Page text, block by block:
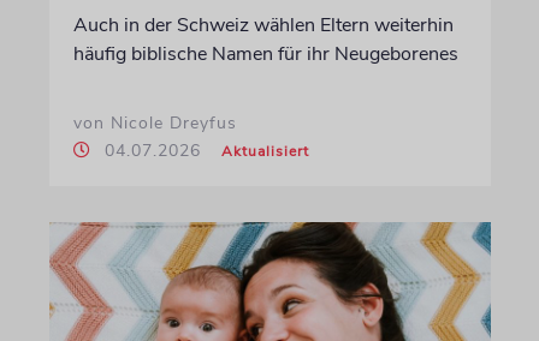
Auch in der Schweiz wählen Eltern weiterhin
häufig biblische Namen für ihr Neugeborenes
von Nicole Dreyfus
04.07.2026
Aktualisiert